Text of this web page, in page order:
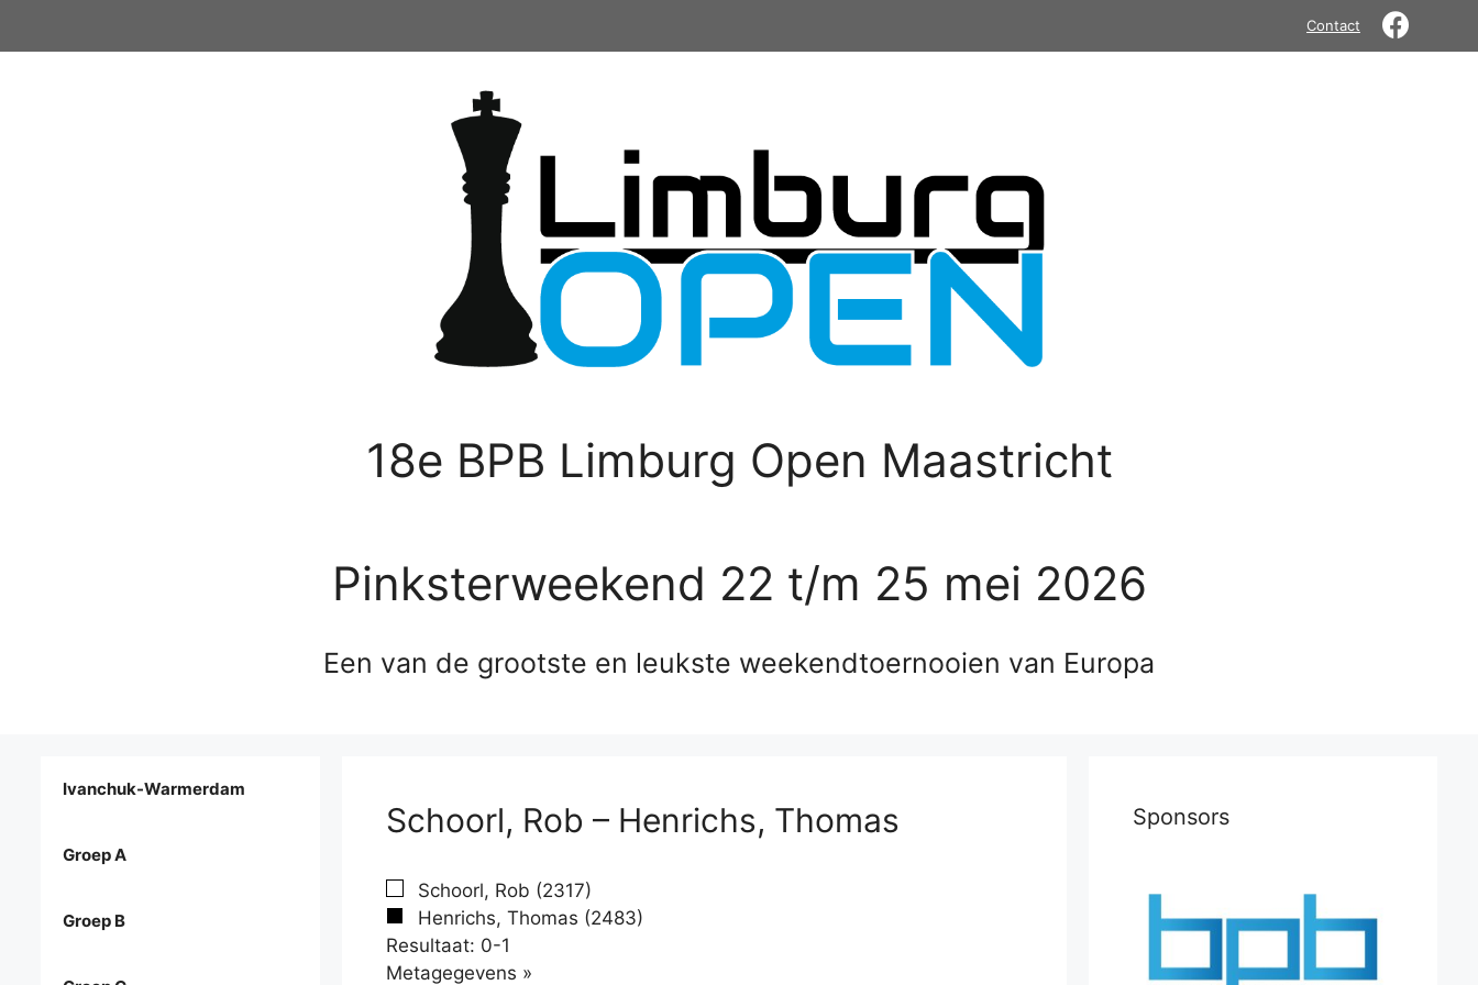
Contact
18e BPB Limburg Open Maastricht
Pinksterweekend 22 t/m 25 mei 2026
Een van de grootste en leukste weekendtoernooien van Europa
Schoorl, Rob – Henrichs, Thomas
Schoorl, Rob (2317)
Henrichs, Thomas (2483)
Resultaat: 0-1
Metagegevens »
Ivanchuk-Warmerdam
Groep A
Groep B
Sponsors